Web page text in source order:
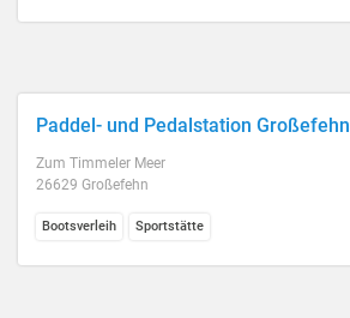
Paddel- und Pedalstation Großefehn
Zum Timmeler Meer
26629 Großefehn
Bootsverleih Sportstätte